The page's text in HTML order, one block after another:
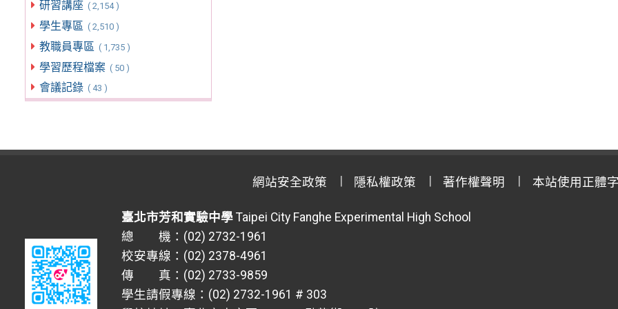
研習講座 ( 2,154 )
學生專區 ( 2,510 )
教職員專區 ( 1,735 )
學習歷程檔案 ( 50 )
會議記錄 ( 43 )
網站安全政策 隱私權政策 著作權聲明 本站使用正體
臺北市芳和實驗中學 Taipei City Fanghe Experimental High School
總 機：(02) 2732-1961
校安專線：(02) 2378-4961
傳 真：(02) 2733-9859
學生請假專線：(02) 2732-1961 # 303